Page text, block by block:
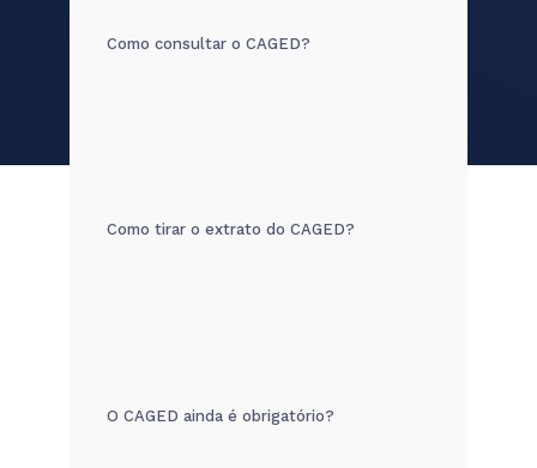
Como consultar o CAGED?
Como tirar o extrato do CAGED?
O CAGED ainda é obrigatório?